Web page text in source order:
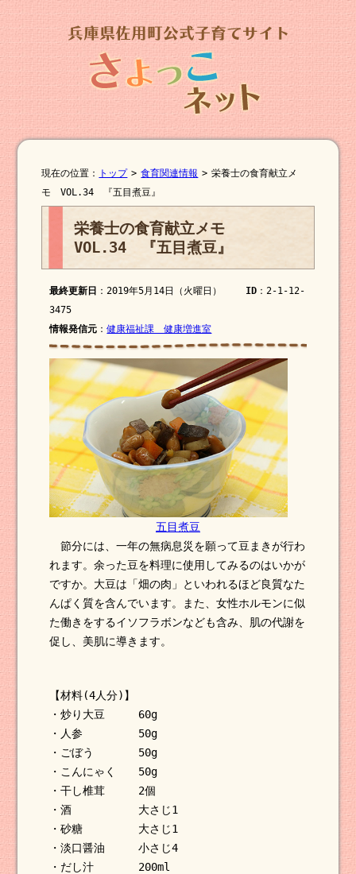
現在の位置： トップ > 食育関連情報 > 栄養士の食育献立メ
モ VOL.34 『五目煮豆』
栄養士の食育献立メモ
VOL.34 『五目煮豆』
最終更新日 ：2019年5月14日（火曜日） ID ：2-1-12-
3475
情報発信元 ：健康福祉課 健康増進室
五目煮豆
節分には、一年の無病息災を願って豆まきが行わ
れます。余った豆を料理に使用してみるのはいかが
ですか。大豆は「畑の肉」といわれるほど良質なた
んぱく質を含んでいます。また、女性ホルモンに似
た働きをするイソフラボンなども含み、肌の代謝を
促し、美肌に導きます。
【材料(4人分)】
・炒り大豆 60g
・人参 50g
・ごぼう 50g
・こんにゃく 50g
・干し椎茸 2個
・酒 大さじ1
・砂糖 大さじ1
・淡口醤油 小さじ4
・だし汁 200ml